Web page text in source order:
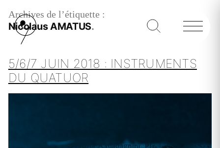
Archives de l’étiquette :
Nicolaus AMATUS
5/6/7 JUIN 2018 : INSTRUMENTS
DU QUATUOR